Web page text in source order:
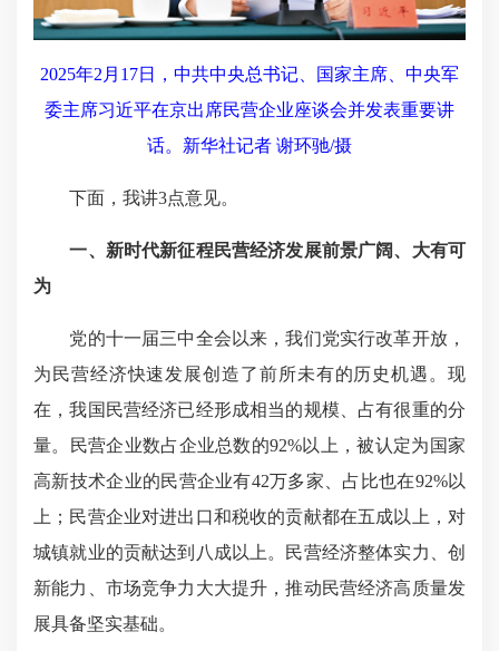
2025年2月17日，中共中央总书记、国家主席、中央军
委主席习近平在京出席民营企业座谈会并发表重要讲
话。新华社记者 谢环驰/摄
下面，我讲3点意见。
一、新时代新征程民营经济发展前景广阔、大有可
为
党的十一届三中全会以来，我们党实行改革开放，
为民营经济快速发展创造了前所未有的历史机遇。现
在，我国民营经济已经形成相当的规模、占有很重的分
量。民营企业数占企业总数的92%以上，被认定为国家
高新技术企业的民营企业有42万多家、占比也在92%以
上；民营企业对进出口和税收的贡献都在五成以上，对
城镇就业的贡献达到八成以上。民营经济整体实力、创
新能力、市场竞争力大大提升，推动民营经济高质量发
展具备坚实基础。